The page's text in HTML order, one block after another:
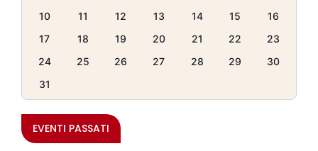
10
11 12 13 14 15
16
17
18 19 20 21 22
23
24
25 26 27 28 29
30
31
EVENTI PASSATI